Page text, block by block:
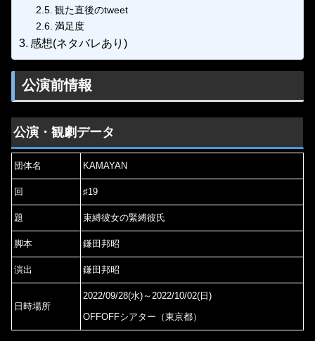
観た直後のtweet
満足度
感想(ネタバレあり)
公演前情報
公演・観劇データ
団体名 KAMAYAN
回 ♯19
題 束縛彼女の緊縛彼氏
脚本 鎌田邦昭
演出 鎌田邦昭
日時場所
2022/09/28(水)～2022/10/02(日)
OFFOFFシアター（東京都）